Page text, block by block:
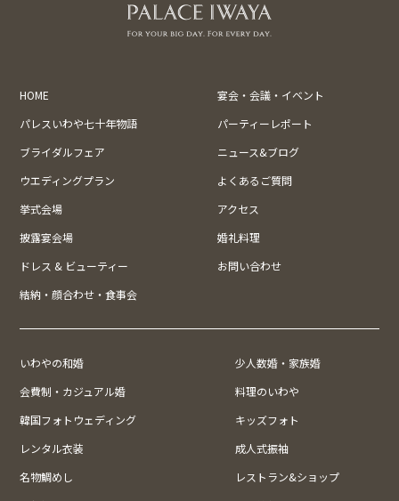
HOME
宴会・会議・イベント
パレスいわや七十年物語
パーティーレポート
ブライダルフェア
ニュース&ブログ
ウエディングプラン
よくあるご質問
挙式会場
アクセス
披露宴会場
婚礼料理
ドレス & ビューティー
お問い合わせ
結納・顔合わせ・食事会
いわやの和婚
少人数婚・家族婚
会費制・カジュアル婚
料理のいわや
韓国フォトウェディング
キッズフォト
レンタル衣装
成人式振袖
名物鯛めし
レストラン&ショップ